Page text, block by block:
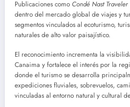
Publicaciones como Condé Nast Traveler
dentro del mercado global de viajes y
segmentos vinculados al ecoturismo,
naturales de alto valor paisajístico.
El reconocimiento incrementa la
Canaima y fortalece el interés por la
donde el turismo se desarrolla
expediciones fluviales, sobrevuelos,
vinculadas al entorno natural y cultural